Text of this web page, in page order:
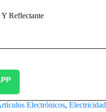
Reflectante
Electrónicos, Electricidad